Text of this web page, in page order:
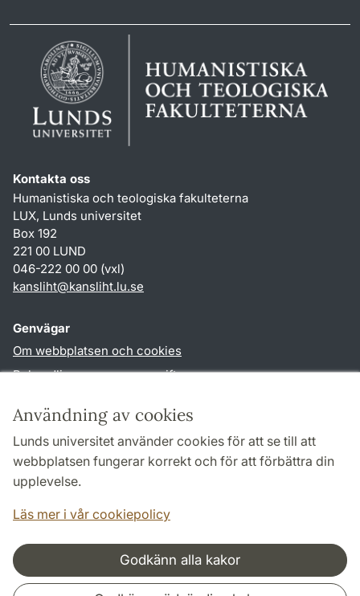
Användning av cookies
Lunds universitet använder cookies för att se till att
webbplatsen fungerar korrekt och för att förbättra din
upplevelse.
Läs mer i vår cookiepolicy
Godkänn alla kakor
Kontakta oss
Humanistiska och teologiska fakulteterna
LUX, Lunds universitet
Box 192
221 00 LUND
046-222 00 00 (vxl)
kansliht@kansliht.lu.se
Genvägar
Om webbplatsen och cookies
Behandling av personuppgifter
TYPO3-login
Följ oss i sociala medier
Samarbeten och nätverk